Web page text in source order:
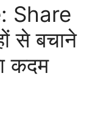
Share
से बचाने
कदम